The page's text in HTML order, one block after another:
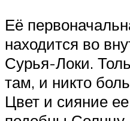
Её
находится во
Сурья-Локи.
там, и никто
Цвет и сияние